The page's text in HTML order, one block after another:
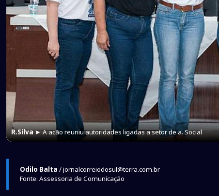
R.Silva► A acão reuniu autoridades ligadas a setor de a. Social
Odilo Balta / jornalcorreiodosul@terra.com.br
Fonte: Assessoria de Comunicação